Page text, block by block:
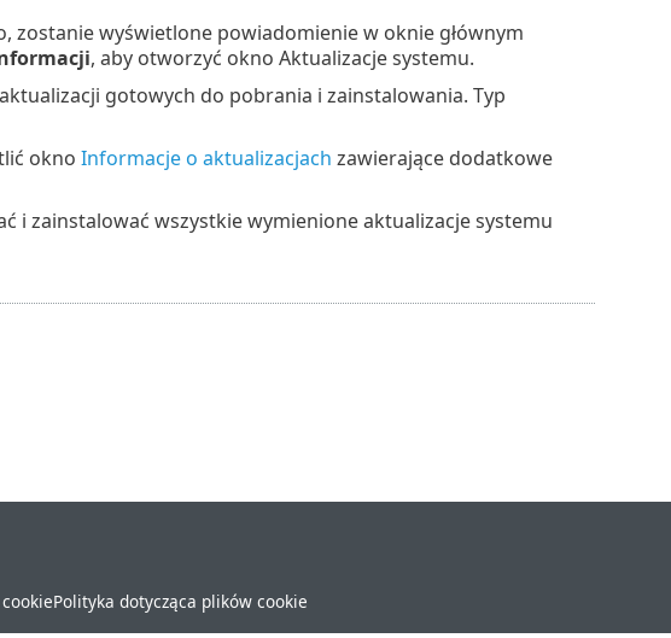
zostanie wyświetlone powiadomienie w oknie głównym
, aby otworzyć okno Aktualizacje systemu.
gotowych do pobrania i zainstalowania. Typ
okno Informacje o aktualizacjach zawierające dodatkowe
i zainstalować wszystkie wymienione aktualizacje systemu
Polityka dotycząca plików cookie